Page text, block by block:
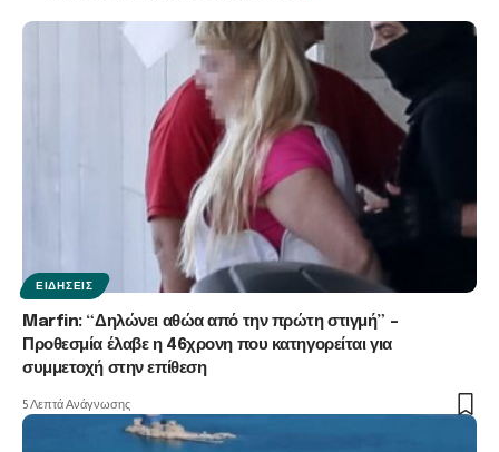
ΕΙΔΉΣΕΙΣ
Marfin: “Δηλώνει αθώα από την πρώτη στιγμή” –
Προθεσμία έλαβε η 46χρονη που κατηγορείται για
συμμετοχή στην επίθεση
5 Λεπτά Ανάγνωσης